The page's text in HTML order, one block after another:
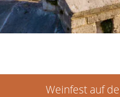
Weinfest auf